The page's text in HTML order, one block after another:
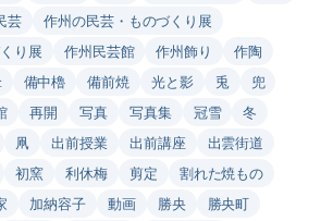
芸
作州の民芸・ものづくり展
り展
作州民芸館 作州飾り
作陶
備中櫓 備前焼 光と影 兎
兜
再開 写真 写真集 冠雪
冬
凧 出前授業 出前講座
出雲街道
初窯 利休梅 剪定
割れた焼もの
加納容子 動画 勝央
勝央町